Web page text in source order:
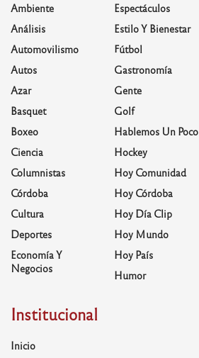
Ambiente
Análisis
Automovilismo
Autos
Azar
Basquet
Boxeo
Ciencia
Columnistas
Córdoba
Cultura
Deportes
Economía Y
Negocios
Espectáculos
Estilo Y Bienestar
Fútbol
Gastronomía
Gente
Golf
Hablemos Un Poco
Hockey
Hoy Comunidad
Hoy Córdoba
Hoy Día Clip
Hoy Mundo
Hoy País
Humor
Institucional
Inicio